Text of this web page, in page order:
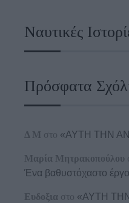
Ναυτικές
Πρόσφατα
Δ Μ στο «ΑΥΤΗ ΤΗΝ
Μαρία Μητρακοπούλου
Ένα βαθυστόχαστο
Ευδοξια στο «ΑΥΤΗ